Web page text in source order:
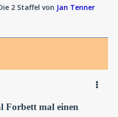
2 Staffel von Jan Tenner
Forbett mal einen